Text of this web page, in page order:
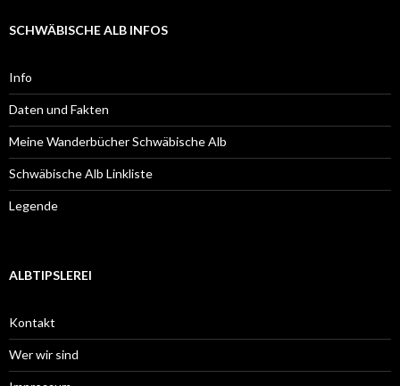
SCHWÄBISCHE ALB INFOS
Info
Daten und Fakten
Meine Wanderbücher Schwäbische Alb
Schwäbische Alb Linkliste
Legende
ALBTIPSLEREI
Kontakt
Wer wir sind